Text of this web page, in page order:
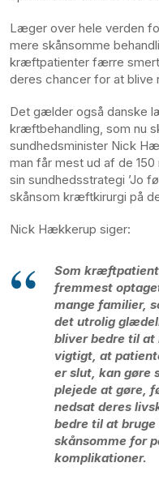
Læger over hele verden
mere skånsomme
kræftpatienter færre
deres chancer for at blive
Det gælder også danske
kræftbehandling, som nu
sundhedsminister Nick
man får mest ud af de
sin sundhedsstrategi ’Jo
skånsom kræftkirurgi på
Nick Hækkerup siger:
Som
fremmest
mange familier,
det utrolig
bliver bedre til
vigtigt, at
er slut, kan gøre
plejede at gøre,
nedsat deres
bedre til at
skånsomme for
komplikationer.